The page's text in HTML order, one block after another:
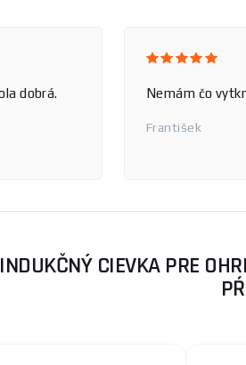
Rýchlosť
CIEVKA PRE